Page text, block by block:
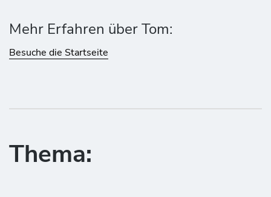
Mehr Erfahren über Tom:
Besuche die Startseite
Thema: